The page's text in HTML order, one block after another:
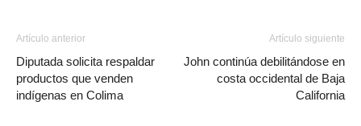
Artículo anterior
Diputada solicita respaldar
productos que venden
indígenas en Colima
Artículo siguiente
John continúa debilitándose en
costa occidental de Baja
California